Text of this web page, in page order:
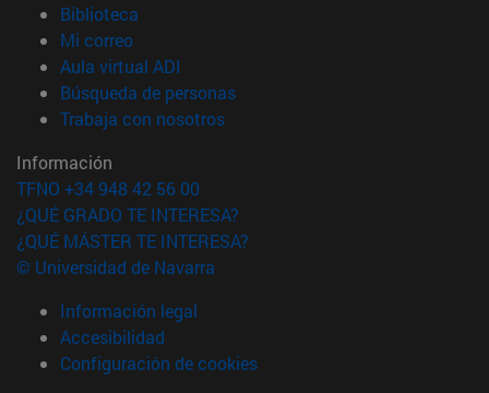
Biblioteca
Mi correo(abre en nueva ventana)
Aula virtual ADI
Búsqueda de personas(abre en nueva ventana)
Trabaja con nosotros(abre en nueva ventana)
Información
TFNO +34 948 42 56 00
¿QUÉ GRADO TE INTERESA?
¿QUÉ MÁSTER TE INTERESA?
© Universidad de Navarra
Información legal
Accesibilidad
Configuración de cookies